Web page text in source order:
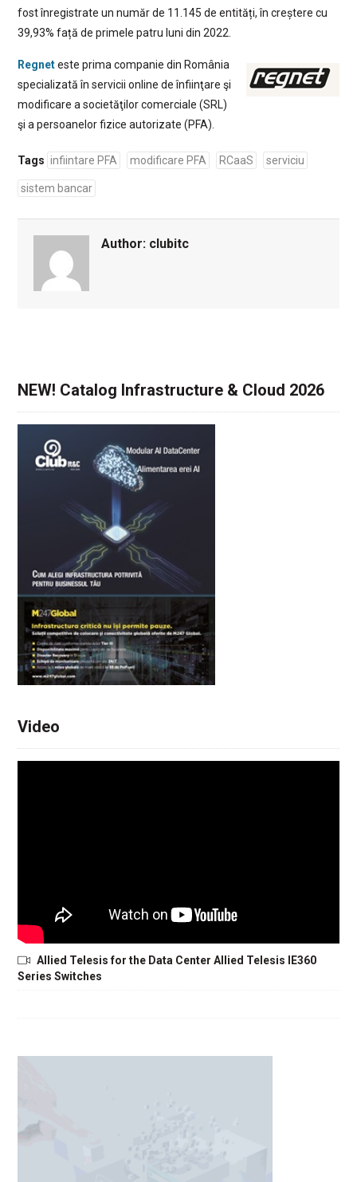
fost înregistrate un număr de 11.145 de entități, în creștere cu
39,93% față de primele patru luni din 2022.
Regneteste prima companie din România
specializată în servicii online de înfiinţare şi
modificare a societăţilor comerciale (SRL)
şi a persoanelor fizice autorizate (PFA).
Tags infiintare PFA modificare PFA RCaaS serviciu
sistem bancar
Author: clubitc
NEW! Catalog Infrastructure & Cloud 2026
Video
Allied Telesis for the Data Center Allied Telesis IE360
Series Switches